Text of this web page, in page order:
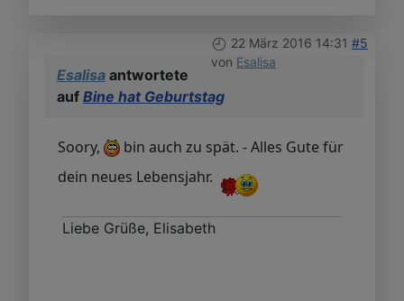
22 März 2016 14:31 #5
von Esalisa
Esalisa antwortete
auf Bine hat Geburtstag
Soory,
bin auch zu spät. - Alles Gute für
dein neues Lebensjahr.
Liebe Grüße, Elisabeth